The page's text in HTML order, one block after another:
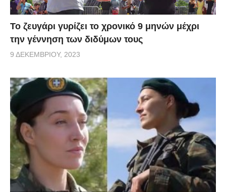
Το ζευγάρι γυρίζει το χρονικό 9 μηνών μέχρι
την γέννηση των διδύμων τους
9 ΔΕΚΕΜΒΡΊΟΥ, 2023